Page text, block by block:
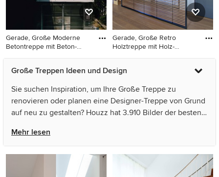
Gerade, Große Moderne
Betontreppe mit Beton-
Gerade, Große Moderne
Betontreppe mit Beton-
Stahlgeländer in Tokio
Gerade, Große Retro
Holztreppe mit Holz-
Gerade, Große Retro
Holztreppe mit Holz-
Große Treppen Ideen und Design
Sie suchen Inspiration, um Ihre Große Treppe zu
renovieren oder planen eine Designer-Treppe von Grund
auf neu zu gestalten? Houzz hat 3.910 Bilder der besten
unter anderem von Avignon-Clouet architectes und
ARCHITEKTEN BRÜNING BÜCHTER. Sehen Sie sich
Fotos in vielen verschiedenen Farben und Stilen an –
wenn Sie für Ihre Große Treppe das passende Design
Mehr lesen